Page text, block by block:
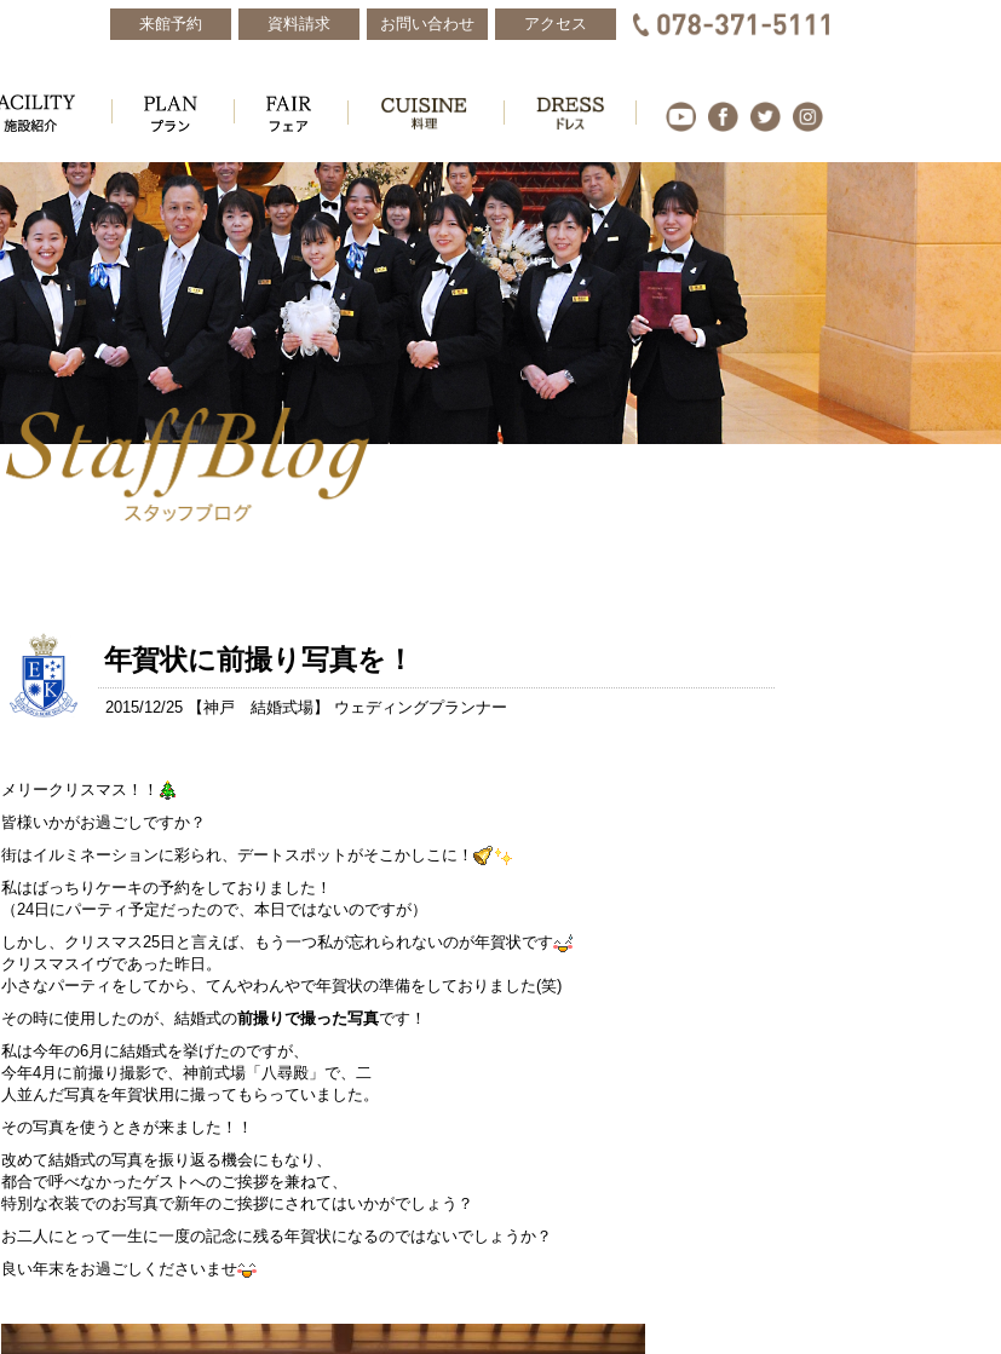
来館予約 資料請求 お問い合わせ アクセス
年賀状に前撮り写真を！
2015/12/25 【神戸 結婚式場】 ウェディングプランナー
メリークリスマス！！
皆様いかがお過ごしですか？
街はイルミネーションに彩られ、デートスポットがそこかしこに！
私はばっちりケーキの予約をしておりました！
（24日にパーティ予定だったので、本日ではないのですが）
しかし、クリスマス25日と言えば、もう一つ私が忘れられないのが年賀状です
クリスマスイヴであった昨日。
小さなパーティをしてから、てんやわんやで年賀状の準備をしておりました(笑)
その時に使用したのが、結婚式の前撮りで撮った写真です！
私は今年の6月に結婚式を挙げたのですが、
今年4月に前撮り撮影で、神前式場「八尋殿」で、二
人並んだ写真を年賀状用に撮ってもらっていました。
その写真を使うときが来ました！！
改めて結婚式の写真を振り返る機会にもなり、
都合で呼べなかったゲストへのご挨拶を兼ねて、
特別な衣装でのお写真で新年のご挨拶にされてはいかがでしょう？
お二人にとって一生に一度の記念に残る年賀状になるのではないでしょうか？
良い年末をお過ごしくださいませ